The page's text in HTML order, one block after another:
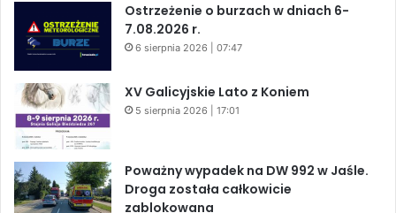
Ostrzeżenie o burzach w dniach 6-
7.08.2026 r.
6 sierpnia 2026 | 07:47
XV Galicyjskie Lato z Koniem
5 sierpnia 2026 | 17:01
Poważny wypadek na DW 992 w Jaśle.
Droga została całkowicie
zablokowana